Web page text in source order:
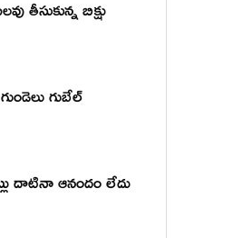
తీసుకున్న బిక్షు
గుబేల్‌
దాటినా ఆనందం లేదు